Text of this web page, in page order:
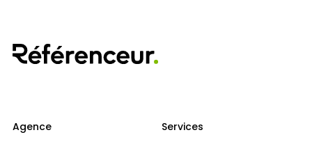
Agence
Services